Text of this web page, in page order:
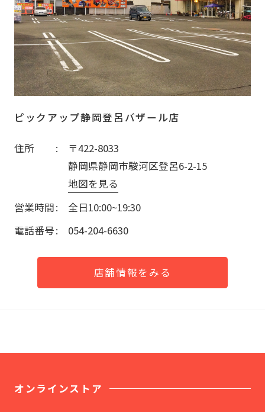
ピックアップ静岡登呂バザール店
住所
〒422-8033
静岡県静岡市駿河区登呂6-2-15
地図を見る
営業時間
全日10:00~19:30
電話番号
054-204-6630
店舗情報をみる
オンラインストア